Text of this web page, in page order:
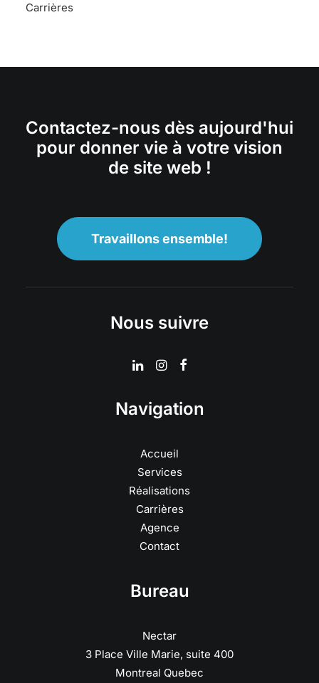
Carrières
Contactez-nous dès aujourd'hui
pour donner vie à votre vision
de site web !
Travaillons ensemble!
Nous suivre
Navigation
Accueil
Services
Réalisations
Carrières
Agence
Contact
Bureau
Nectar
3 Place Ville Marie, suite 400
Montreal Quebec